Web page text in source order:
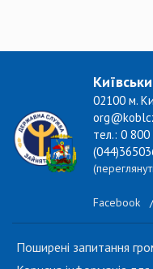
02100 м.
тел.: 0
Facebook
Поширені запитання